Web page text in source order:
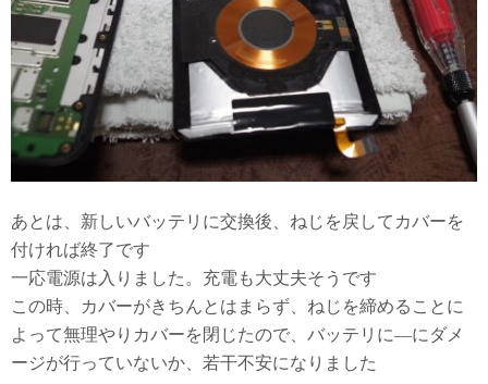
あとは、新しいバッテリに交換後、ねじを戻してカバーを
付ければ終了です
一応電源は入りました。充電も大丈夫そうです
この時、カバーがきちんとはまらず、ねじを締めることに
よって無理やりカバーを閉じたので、バッテリに―にダメ
ージが行っていないか、若干不安になりました